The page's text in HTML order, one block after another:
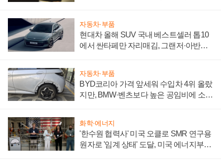
자동차·부품
현대차 올해 SUV 국내 베스트셀러 톱10
에서 싼타페만 자리매김, 그랜저·아반떼
자동차·부품
BYD코리아 가격 앞세워 수입차 4위 올랐
지만, BMW·벤츠보다 높은 공임비에 소비
화학·에너지
'한수원 협력사' 미국 오클로 SMR 연구용
원자로 '임계 상태' 도달, 미국 에너지부